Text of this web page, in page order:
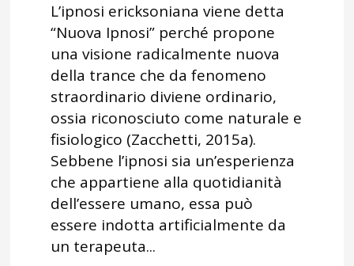
L’ipnosi ericksoniana viene detta
“Nuova Ipnosi” perché propone
una visione radicalmente nuova
della trance che da fenomeno
straordinario diviene ordinario,
ossia riconosciuto come naturale e
fisiologico (Zacchetti, 2015a).
Sebbene l’ipnosi sia un’esperienza
che appartiene alla quotidianità
dell’essere umano, essa può
essere indotta artificialmente da
un terapeuta...